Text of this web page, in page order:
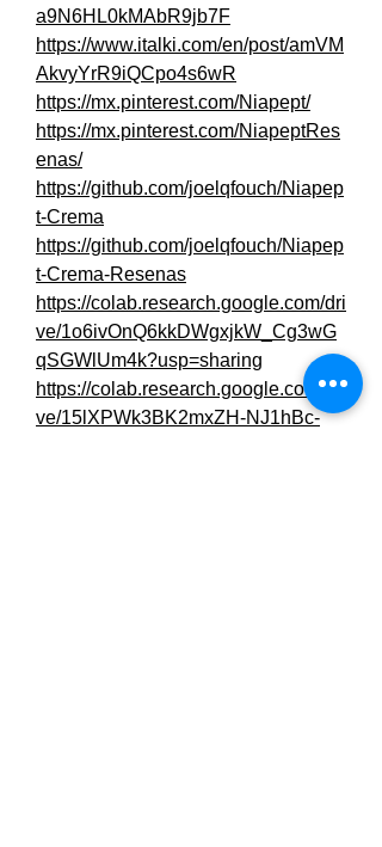
a9N6HL0kMAbR9jb7F
https://www.italki.com/en/post/amVM
AkvyYrR9iQCpo4s6wR
https://mx.pinterest.com/Niapept/
https://mx.pinterest.com/NiapeptRes
enas/
https://github.com/joelqfouch/Niapep
t-Crema
https://github.com/joelqfouch/Niapep
t-Crema-Resenas
https://colab.research.google.com/dri
ve/1o6ivOnQ6kkDWgxjkW_Cg3wG
qSGWlUm4k?usp=sharing
https://colab.research.google.com/dri
ve/15lXPWk3BK2mxZH-NJ1hBc-